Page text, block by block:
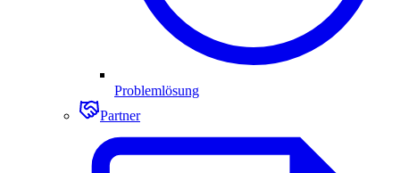
Problemlösung
Partner